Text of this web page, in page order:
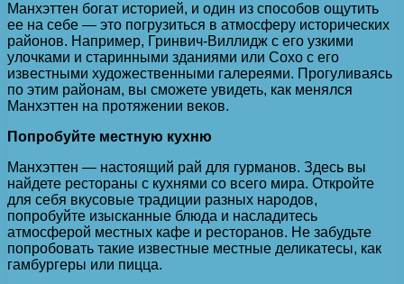
Манхэттен богат историей, и один из способов ощутить
ее на себе — это погрузиться в атмосферу исторических
районов. Например, Гринвич-Виллидж с его узкими
улочками и старинными зданиями или Сохо с его
известными художественными галереями. Прогуливаясь
по этим районам, вы сможете увидеть, как менялся
Манхэттен на протяжении веков.
Попробуйте местную кухню
Манхэттен — настоящий рай для гурманов. Здесь вы
найдете рестораны с кухнями со всего мира. Откройте
для себя вкусовые традиции разных народов,
попробуйте изысканные блюда и насладитесь
атмосферой местных кафе и ресторанов. Не забудьте
попробовать такие известные местные деликатесы, как
гамбургеры или пицца.